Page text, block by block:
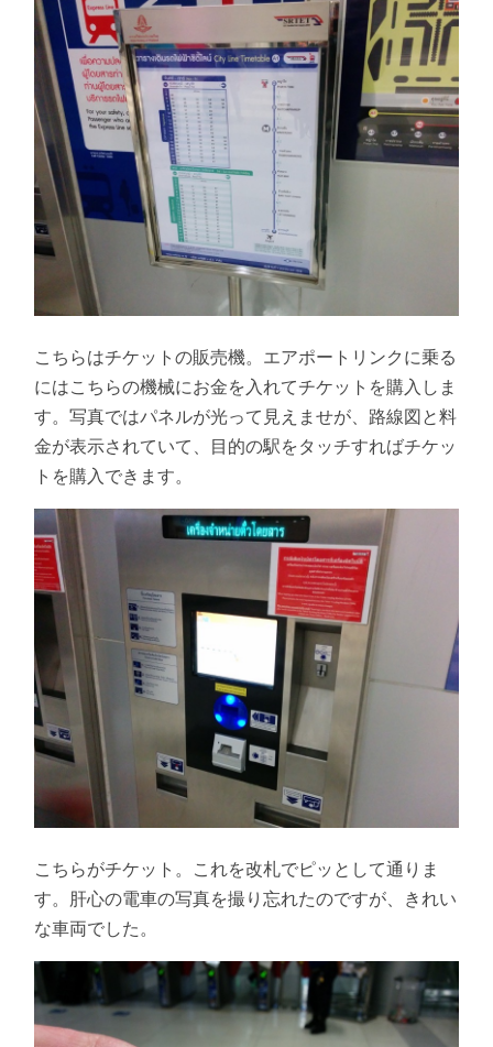
こちらはチケットの販売機。エアポートリンクに乗る
にはこちらの機械にお金を入れてチケットを購入しま
す。写真ではパネルが光って見えませが、路線図と料
金が表示されていて、目的の駅をタッチすればチケッ
トを購入できます。
こちらがチケット。これを改札でピッとして通りま
す。肝心の電車の写真を撮り忘れたのですが、きれい
な車両でした。